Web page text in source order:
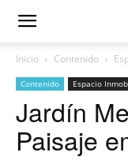
Inicio Contenido
Contenido Espacio
Jardín
Paisaje